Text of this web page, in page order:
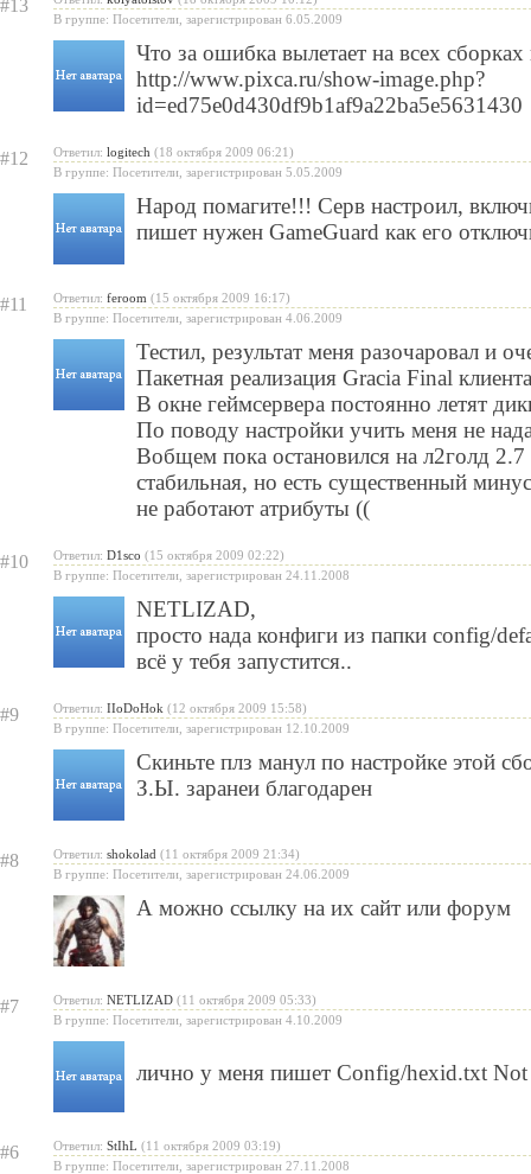
#13
В группе: Посетители, зарегистрирован 6.05.2009
Что за ошибка вылетает на всех сборках
http://www.pixca.ru/show-image.php?
id=ed75e0d430df9b1af9a22ba5e5631430
#12 Ответил: logitech (18 октября 2009 06:21)
В группе: Посетители, зарегистрирован 5.05.2009
Народ помагите!!! Серв настроил,
пишет нужен GameGuard как его
#11 Ответил: feroom (15 октября 2009 16:17)
В группе: Посетители, зарегистрирован 4.06.2009
Тестил, результат меня разочаровал и
Пакетная реализация Gracia Final
В окне геймсервера постоянно летят
По поводу настройки учить меня не
Вобщем пока остановился на л2голд 2.7
стабильная, но есть существенный минус
не работают атрибуты ((
#10 Ответил: D1sco (15 октября 2009 02:22)
В группе: Посетители, зарегистрирован 24.11.2008
NETLIZAD,
просто нада конфиги из папки config/
всё у тебя запустится..
#9 Ответил: IIoDoHok (12 октября 2009 15:58)
В группе: Посетители, зарегистрирован 12.10.2009
Скиньте плз манул по настройке этой
З.Ы. заранеи благодарен
#8 Ответил: shokolad (11 октября 2009 21:34)
В группе: Посетители, зарегистрирован 24.06.2009
А можно ссылку на их сайт или форум
#7 Ответил: NETLIZAD (11 октября 2009 05:33)
В группе: Посетители, зарегистрирован 4.10.2009
лично у меня пишет Config/hexid.txt Not
#6 Ответил: StIhL (11 октября 2009 03:19)
В группе: Посетители, зарегистрирован 27.11.2008